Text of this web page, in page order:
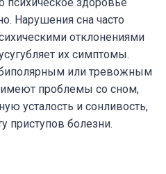
Нарушения сна часто
отклонениями
их симптомы.
или тревожным
имеют проблемы со сном,
усталость и сонливость,
приступов болезни.